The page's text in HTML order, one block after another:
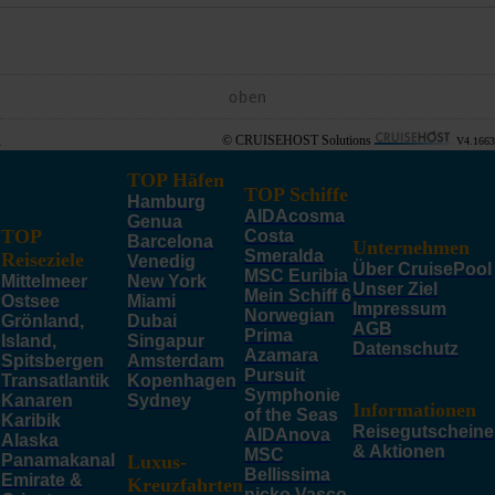
oben
© CRUISEHOST Solutions V4.1663
TOP
Reiseziele
Mittelmeer
Ostsee
Grönland,
Island,
Spitsbergen
Transatlantik
Kanaren
Karibik
Alaska
Panamakanal
Emirate &
TOP Häfen
Hamburg
Genua
Barcelona
Venedig
New York
Miami
Dubai
Singapur
Amsterdam
Kopenhagen
Sydney
Luxus-
Kreuzfahrten
TOP Schiffe
AIDAcosma
Costa
Smeralda
MSC Euribia
Mein Schiff 6
Norwegian
Prima
Azamara
Pursuit
Symphonie
of the Seas
AIDAnova
MSC
Bellissima
Unternehmen
Über CruisePool
Unser Ziel
Impressum
AGB
Datenschutz
Informationen
Reisegutscheine
& Aktionen